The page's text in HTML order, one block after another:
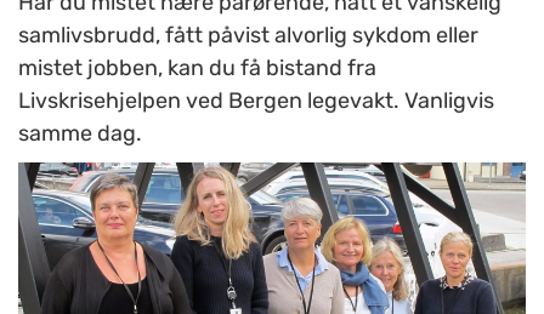
samlivsbrudd, fått påvist alvorlig sykdom eller
mistet jobben, kan du få bistand fra
Livskrisehjelpen ved Bergen legevakt. Vanligvis
samme dag.